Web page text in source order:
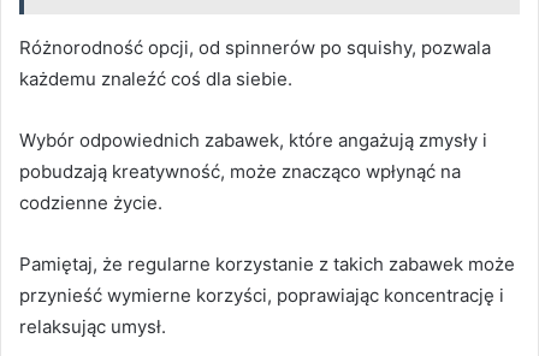
Różnorodność opcji, od spinnerów po squishy, pozwala
każdemu znaleźć coś dla siebie.
Wybór odpowiednich zabawek, które angażują zmysły i
pobudzają kreatywność, może znacząco wpłynąć na
codzienne życie.
Pamiętaj, że regularne korzystanie z takich zabawek może
przynieść wymierne korzyści, poprawiając koncentrację i
relaksując umysł.